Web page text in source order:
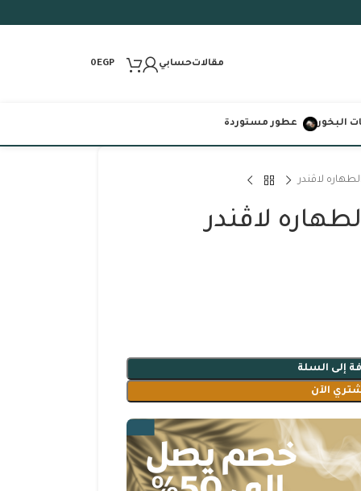
مقالاتحسابي 0EGP
البخور عطور مستوردة
لاڤندر
لاڤندر
إلى السلة
الآن